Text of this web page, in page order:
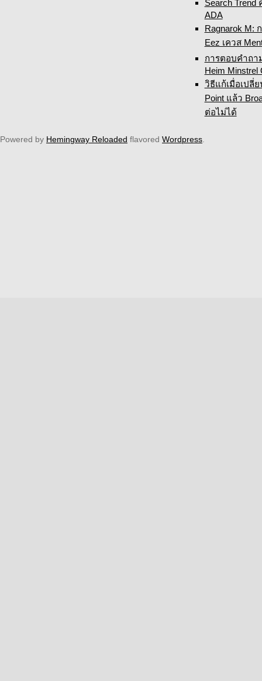
Search Trend
ADA
Ragnarok M:
Eez เควส
การตอบคำถา
Heim Minstrel
วิธีแก้เมื่อเปลี่
Point แล้ว
ต่อไม่ได้
Powered by Hemingway Reloaded flavored Wordpress.